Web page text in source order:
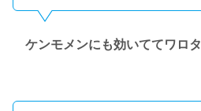
ケンモメンにも効いててワロタ